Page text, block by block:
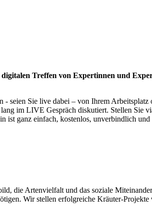
Treffen von Expertinnen und
seien Sie live dabei – von Ihrem
im LIVE Gespräch diskutiert. Stellen Sie
ist ganz einfach, kostenlos, unverbindlich
die Artenvielfalt und das soziale
Wir stellen erfolgreiche Kräuter-Projekte